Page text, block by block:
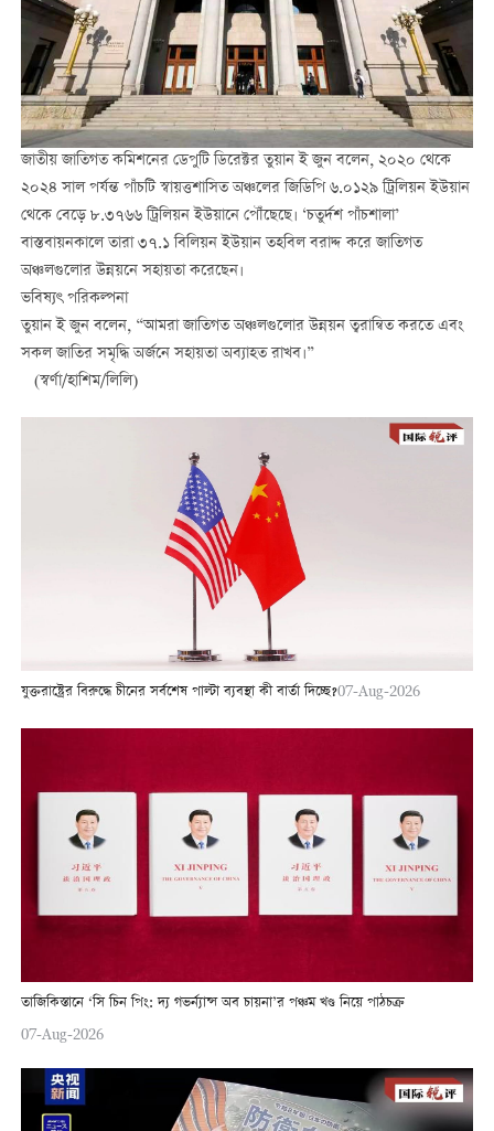
জাতীয় জাতিগত কমিশনের ডেপুটি ডিরেক্টর তুয়ান ই জুন বলেন, ২০২০ থেকে
২০২৪ সাল পর্যন্ত পাঁচটি স্বায়ত্তশাসিত অঞ্চলের জিডিপি ৬.০১২৯ ট্রিলিয়ন ইউয়ান
থেকে বেড়ে ৮.৩৭৬৬ ট্রিলিয়ন ইউয়ানে পৌঁছেছে। ‘চতুর্দশ পাঁচশালা’
বাস্তবায়নকালে তারা ৩৭.১ বিলিয়ন ইউয়ান তহবিল বরাদ্দ করে জাতিগত
অঞ্চলগুলোর উন্নয়নে সহায়তা করেছেন।
ভবিষ্যৎ পরিকল্পনা
তুয়ান ই জুন বলেন, “আমরা জাতিগত অঞ্চলগুলোর উন্নয়ন ত্বরান্বিত করতে এবং
সকল জাতির সমৃদ্ধি অর্জনে সহায়তা অব্যাহত রাখব।”
(স্বর্ণা/হাশিম/লিলি)
যুক্তরাষ্ট্রের বিরুদ্ধে চীনের সর্বশেষ পাল্টা ব্যবস্থা কী বার্তা দিচ্ছে?07-Aug-2026
তাজিকিস্তানে ‘সি চিন পিং: দ্য গভর্ন্যান্স অব চায়না’র পঞ্চম খণ্ড নিয়ে পাঠচক্র
07-Aug-2026